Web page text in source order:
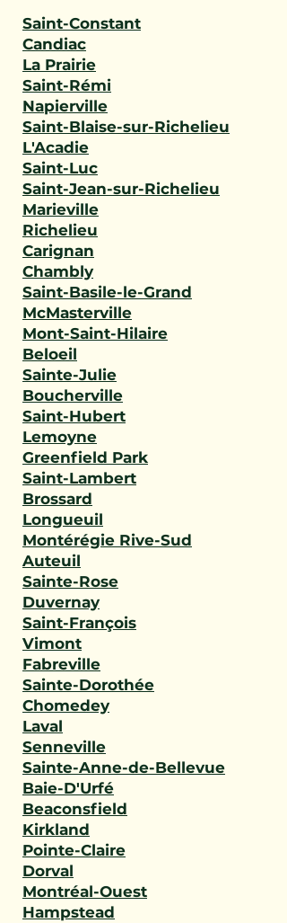
Saint-Constant
Candiac
La Prairie
Saint-Rémi
Napierville
Saint-Blaise-sur-Richelieu
L'Acadie
Saint-Luc
Saint-Jean-sur-Richelieu
Marieville
Richelieu
Carignan
Chambly
Saint-Basile-le-Grand
McMasterville
Mont-Saint-Hilaire
Beloeil
Sainte-Julie
Boucherville
Saint-Hubert
Lemoyne
Greenfield Park
Saint-Lambert
Brossard
Longueuil
Montérégie Rive-Sud
Auteuil
Sainte-Rose
Duvernay
Saint-François
Vimont
Fabreville
Sainte-Dorothée
Chomedey
Laval
Senneville
Sainte-Anne-de-Bellevue
Baie-D'Urfé
Beaconsfield
Kirkland
Pointe-Claire
Dorval
Montréal-Ouest
Hampstead